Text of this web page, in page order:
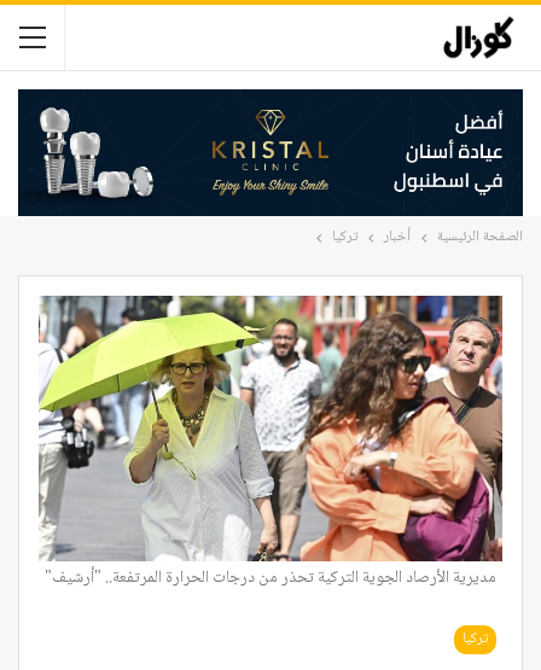
الصفحة الرئيسية أخبار تركيا
مديرية الأرصاد الجوية التركية تحذر من درجات الحرارة المرتفعة.. "أرشيف"
تركيا